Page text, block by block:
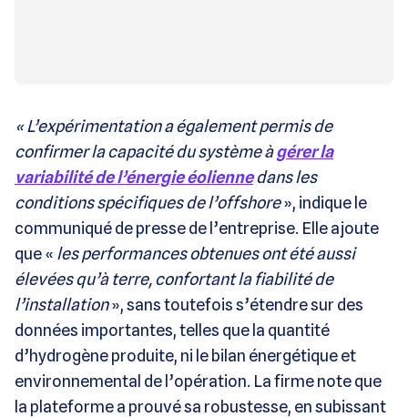
« L’expérimentation a également permis de
confirmer la capacité du système àgérer la
variabilité de l’énergie éoliennedans les
conditions spécifiques de l’offshore», indique le
communiqué de presse de l’entreprise. Elle ajoute
que « les performances obtenues ont été aussi
élevées qu’à terre, confortant la fiabilité de
l’installation», sans toutefois s’étendre sur des
données importantes, telles que la quantité
d’hydrogène produite, ni le bilan énergétique et
environnemental de l’opération. La firme note que
la plateforme a prouvé sa robustesse, en subissant